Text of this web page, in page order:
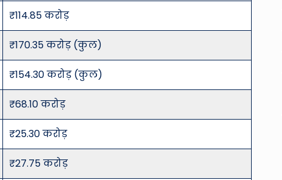
₹114.85 करोड़
₹170.35 करोड़ (कुल)
₹154.30 करोड़ (कुल)
₹68.10 करोड़
₹25.30 करोड़
₹27.75 करोड़